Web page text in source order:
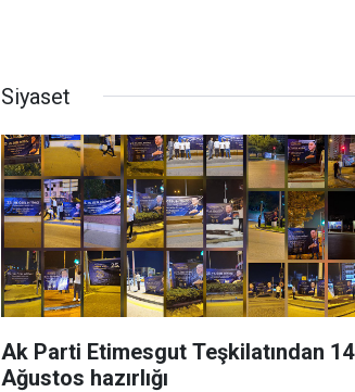
Siyaset
Ak Parti Etimesgut Teşkilatından 14
Ağustos hazırlığı